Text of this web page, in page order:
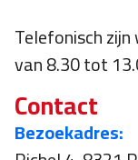
Telefonisch
van 8.30 tot
Contact
Bezoekadres: